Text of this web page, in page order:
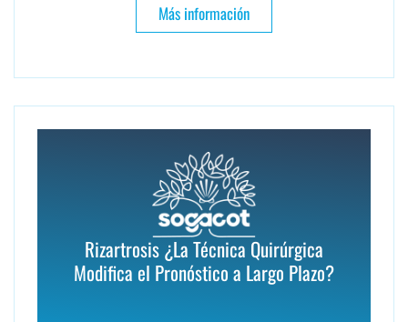
Más información
Rizartrosis ¿La Técnica Quirúrgica
Modifica el Pronóstico a Largo Plazo?